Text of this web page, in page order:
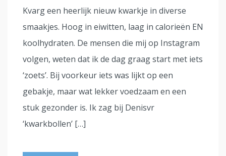
Kvarg een heerlijk nieuw kwarkje in diverse
smaakjes. Hoog in eiwitten, laag in calorieën EN
koolhydraten. De mensen die mij op Instagram
volgen, weten dat ik de dag graag start met iets
‘zoets’. Bij voorkeur iets was lijkt op een
gebakje, maar wat lekker voedzaam en een
stuk gezonder is. Ik zag bij Denisvr
‘kwarkbollen’ […]